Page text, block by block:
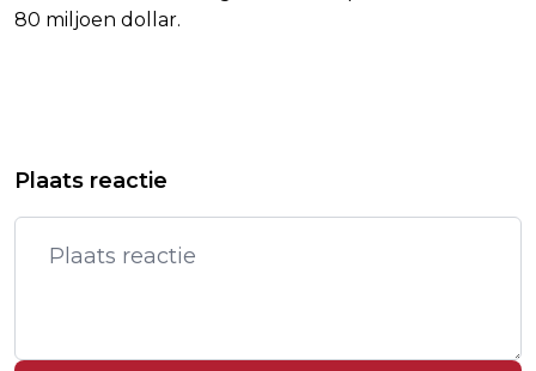
80 miljoen dollar.
COINBASE LAGER NA NIEUWS OVER
JOHN TRAVOLTA SPEELT HOOFDROL
IN FILM OVER AGRESSIEVE ORKA'S
Plaats reactie